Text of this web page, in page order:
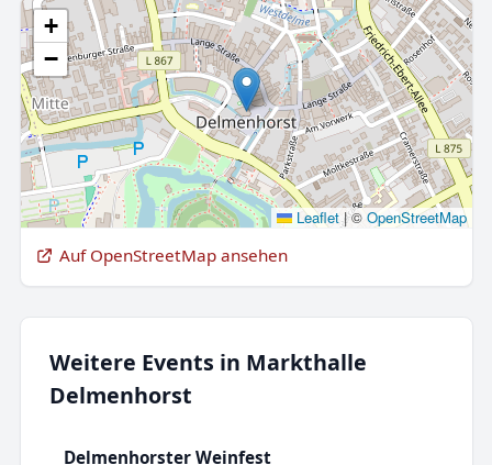
+
−
Leaflet |© OpenStreetMap
Auf OpenStreetMap ansehen
Weitere Events in Markthalle
Delmenhorst
Delmenhorster Weinfest